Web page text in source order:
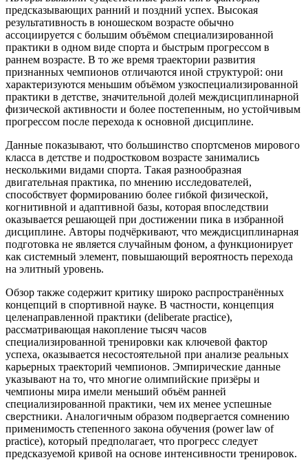
предсказывающих ранний и поздний успех. Высокая
результативность в юношеском возрасте обычно
ассоциируется с большим объёмом специализированной
практики в одном виде спорта и быстрым прогрессом в
раннем возрасте. В то же время траектории развития
признанных чемпионов отличаются иной структурой: они
характеризуются меньшим объёмом узкоспециализированной
практики в детстве, значительной долей междисциплинарной
физической активности и более постепенным, но устойчивым
прогрессом после перехода к основной дисциплине.
Данные показывают, что большинство спортсменов мирового
класса в детстве и подростковом возрасте занимались
несколькими видами спорта. Такая разнообразная
двигательная практика, по мнению исследователей,
способствует формированию более гибкой физической,
когнитивной и адаптивной базы, которая впоследствии
оказывается решающей при достижении пика в избранной
дисциплине. Авторы подчёркивают, что междисциплинарная
подготовка не является случайным фоном, а функционирует
как системный элемент, повышающий вероятность перехода
на элитный уровень.
Обзор также содержит критику широко распространённых
концепций в спортивной науке. В частности, концепция
целенаправленной практики (deliberate practice),
рассматривающая накопление тысяч часов
специализированной тренировки как ключевой фактор
успеха, оказывается несостоятельной при анализе реальных
карьерных траекторий чемпионов. Эмпирические данные
указывают на то, что многие олимпийские призёры и
чемпионы мира имели меньший объём ранней
специализированной практики, чем их менее успешные
сверстники. Аналогичным образом подвергается сомнению
применимость степенного закона обучения (power law of
practice), который предполагает, что прогресс следует
предсказуемой кривой на основе интенсивности тренировок.